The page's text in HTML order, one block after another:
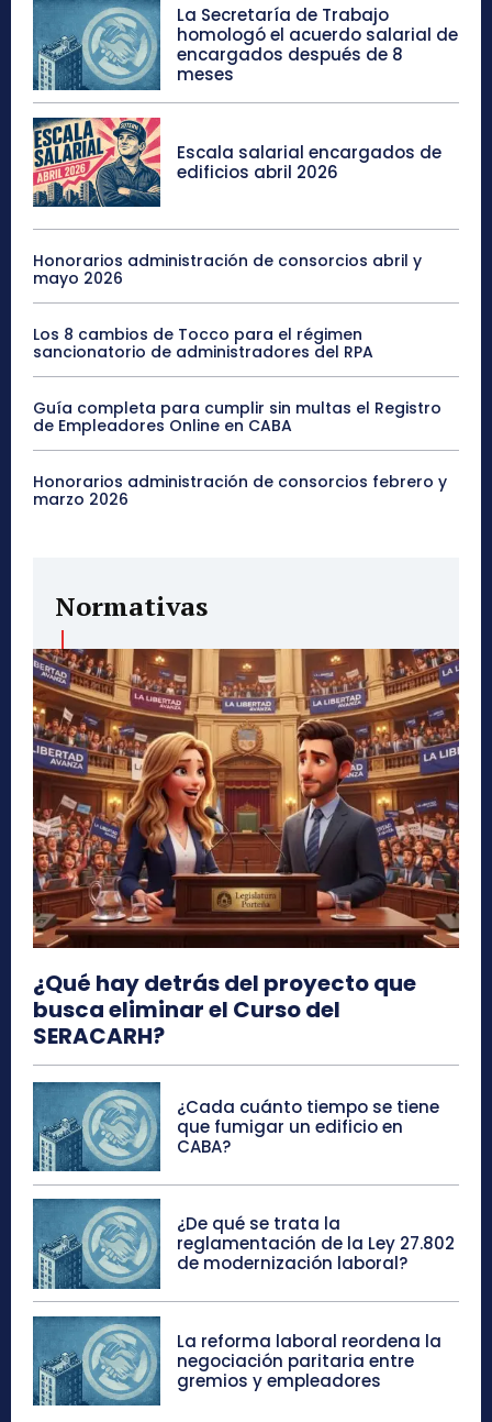
La Secretaría de Trabajo
homologó el acuerdo salarial de
encargados después de 8
meses
Escala salarial encargados de
edificios abril 2026
Honorarios administración de consorcios abril y
mayo 2026
Los 8 cambios de Tocco para el régimen
sancionatorio de administradores del RPA
Guía completa para cumplir sin multas el Registro
de Empleadores Online en CABA
Honorarios administración de consorcios febrero y
marzo 2026
Normativas
¿Qué hay detrás del proyecto que
busca eliminar el Curso del
SERACARH?
¿Cada cuánto tiempo se tiene
que fumigar un edificio en
CABA?
¿De qué se trata la
reglamentación de la Ley 27.802
de modernización laboral?
La reforma laboral reordena la
negociación paritaria entre
gremios y empleadores